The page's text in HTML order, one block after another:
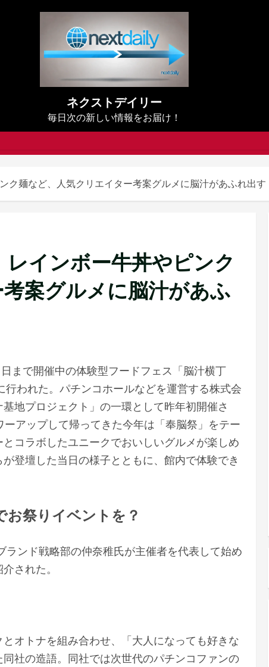
ネクストデイリー
毎日次の新しい情報をお届け！
ク麺など、人気クリエイター考案グルメに脳汁があふれ出す
レインボー牛丼やピンク
案グルメに脳汁があふ
まで開催中の体験型フードフェス「脳汁横丁
われた。パチンコホールなどを運営する株式会
地プロジェクト」の一環として昨年初開催さ
アップして帰ってきた今年は「奉脳祭」をテー
コラボしたユニークでおいしいグルメが楽しめ
登壇した当日の様子とともに、館内で体験でき
祭りイベントを？
ンド戦略部の仲奈稚氏が主催者を代表して始め
された。
オトナを組み合わせ、「大人になっても好きな
社の造語。同社では次世代のパチンコファンの